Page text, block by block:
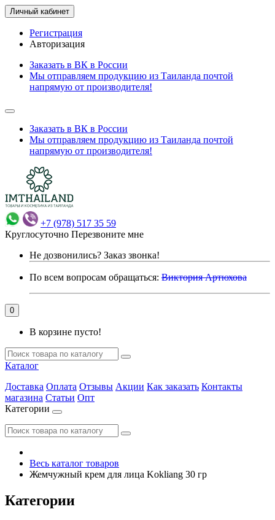
Личный кабинет
Регистрация
Авторизация
Заказать в ВК в России
Мы отправляем продукцию из Таиланда почтой
напрямую от производителя!
Заказать в ВК в России
Мы отправляем продукцию из Таиланда почтой
напрямую от производителя!
+7 (978) 517 35 59
Круглосуточно Перезвоните мне
Не дозвонились? Заказ звонка!
По всем вопросам обращаться: Виктория Артюхова
0
В корзине пусто!
Каталог
Доставка Оплата Отзывы Акции Как заказать Контакты
магазина Статьи Опт
Категории
Весь каталог товаров
Жемчужный крем для лица Kokliang 30 гр
Категории